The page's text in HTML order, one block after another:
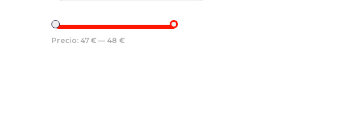
Precio: 47 € — 48 €